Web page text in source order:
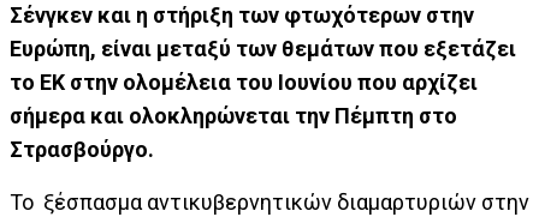
Σένγκεν και η στήριξη των φτωχότερων στην
Ευρώπη, είναι μεταξύ των θεμάτων που εξετάζει
το ΕΚ στην ολομέλεια του Ιουνίου που αρχίζει
σήμερα και ολοκληρώνεται την Πέμπτη στο
Στρασβούργο.
Το ξέσπασμα αντικυβερνητικών διαμαρτυριών στην